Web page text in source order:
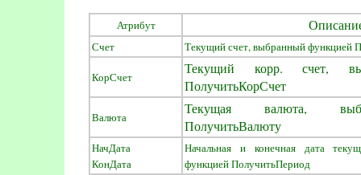
Атрибут
Счет Текущий счет, выбранный функцией
КорСчет
Текущий корр. счет,
ПолучитьКорСчет
Валюта
Текущая валюта,
ПолучитьВалюту
НачДата
КонДата
Начальная и конечная дата
функцией ПолучитьПериод